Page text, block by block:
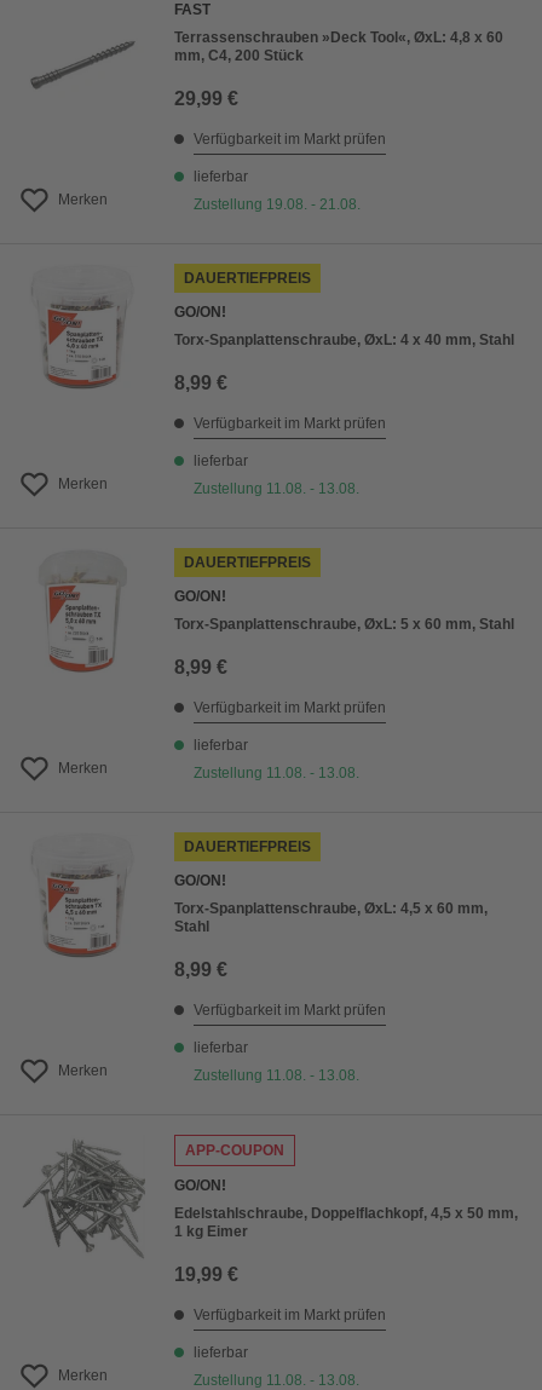
Preis aufsteigend
Preis absteigend
Merken
FAST
Terrassenschrauben »Deck Tool«, ØxL: 4,8 x 60
mm, C4, 200 Stück
29,99 €
Verfügbarkeit im Markt prüfen
lieferbar
Zustellung 19.08. - 21.08.
Merken
DAUERTIEFPREIS
GO/ON!
Torx-Spanplattenschraube, ØxL: 4 x 40 mm, Stahl
8,99 €
Verfügbarkeit im Markt prüfen
lieferbar
Zustellung 11.08. - 13.08.
Merken
DAUERTIEFPREIS
GO/ON!
Torx-Spanplattenschraube, ØxL: 5 x 60 mm, Stahl
8,99 €
Verfügbarkeit im Markt prüfen
lieferbar
Zustellung 11.08. - 13.08.
Merken
DAUERTIEFPREIS
GO/ON!
Torx-Spanplattenschraube, ØxL: 4,5 x 60 mm,
Stahl
8,99 €
Verfügbarkeit im Markt prüfen
lieferbar
Zustellung 11.08. - 13.08.
Merken
APP-COUPON
GO/ON!
Edelstahlschraube, Doppelflachkopf, 4,5 x 50 mm,
1 kg Eimer
19,99 €
Verfügbarkeit im Markt prüfen
lieferbar
Zustellung 11.08. - 13.08.